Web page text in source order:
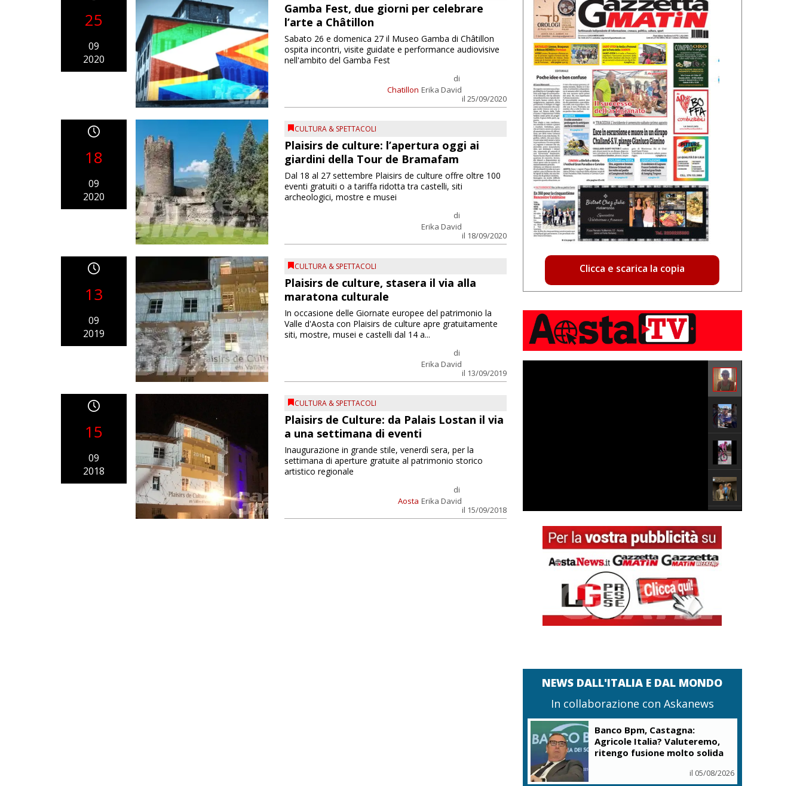
25
09
2020
Gamba Fest, due giorni per celebrare
l’arte a Châtillon
Chatillon
di
Erika David
il 25/09/2020
Sabato 26 e domenica 27 il Museo Gamba di Châtillon
ospita incontri, visite guidate e performance audiovisive
nell'ambito del Gamba Fest
18
09
2020
CULTURA & SPETTACOLI
Plaisirs de culture: l’apertura oggi ai
giardini della Tour de Bramafam
di
Erika David
il 18/09/2020
Dal 18 al 27 settembre Plaisirs de culture offre oltre 100
eventi gratuiti o a tariffa ridotta tra castelli, siti
archeologici, mostre e musei
13
09
2019
CULTURA & SPETTACOLI
Plaisirs de culture, stasera il via alla
maratona culturale
di
Erika David
il 13/09/2019
In occasione delle Giornate europee del patrimonio la
Valle d'Aosta con Plaisirs de culture apre gratuitamente
siti, mostre, musei e castelli dal 14 a...
15
09
2018
CULTURA & SPETTACOLI
Plaisirs de Culture: da Palais Lostan il via
a una settimana di eventi
Aosta
di
Erika David
il 15/09/2018
Inaugurazione in grande stile, venerdì sera, per la
settimana di aperture gratuite al patrimonio storico
artistico regionale
Clicca e scarica la copia
NEWS DALL'ITALIA E DAL MONDO
In collaborazione con Askanews
Banco Bpm, Castagna:
Agricole Italia? Valuteremo,
ritengo fusione molto solida
il 05/08/2026